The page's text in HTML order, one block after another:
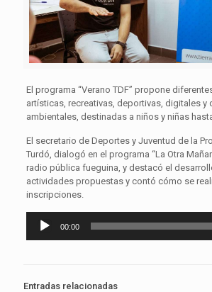
El programa “Verano TDF” propone
artísticas, recreativas, deportivas, digitales y
ambientales, destinadas a niños y niñas
El secretario de Deportes y Juventud de la
Turdó, dialogó en el programa “La Otra
radio pública fueguina, y destacó el
actividades propuestas y contó cómo se
inscripciones.
Reproductor
00:00
Entradas relacionadas